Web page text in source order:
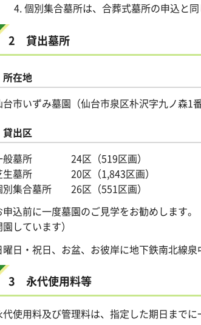
個別集合墓所は、合葬式墓所の申込と
2 貸出墓所
所在地
台市いずみ墓園（仙台市泉区朴沢字九ノ森1番
貸出区
般墓所 24区（519区画）
生墓所 20区（1,843区画）
別集合墓所 26区（551区画）
申込前に一度墓園のご見学をお勧めします
園しています）
曜日・祝日、お盆、お彼岸に地下鉄南北線
3 永代使用料等
代使用料及び管理料は、指定した期日までに